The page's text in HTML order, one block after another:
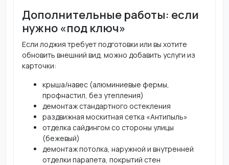
Дополнительные работы: если
нужно «под ключ»
Если лоджия требует подготовки или вы хотите
обновить внешний вид, можно добавить услуги из
карточки:
крыша/навес (алюминиевые фермы,
профнастил, без утепления)
демонтаж стандартного остекления
раздвижная москитная сетка «Антипыль»
отделка сайдингом со стороны улицы
(бежевый)
демонтаж потолка, наружной и внутренней
отделки парапета, покрытий стен